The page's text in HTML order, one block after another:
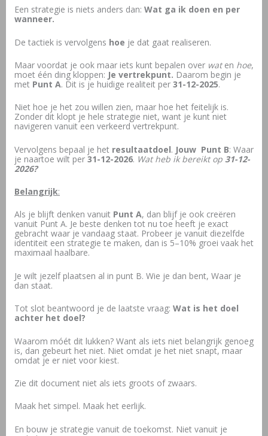
Een strategie is niets anders dan: Wat ga ik doen en per
wanneer.
De tactiek is vervolgens hoe je dat gaat realiseren.
Maar voordat je ook maar iets kunt bepalen over waten hoe,
moet één ding kloppen: Je vertrekpunt. Daarom begin je
met Punt A. Dit is je huidige realiteit per 31-12-2025.
Niet hoe je het zou willen zien, maar hoe het feitelijk is.
Zonder dit klopt je hele strategie niet, want je kunt niet
navigeren vanuit een verkeerd vertrekpunt.
Vervolgens bepaal je het resultaatdoel. Jouw Punt B: Waar
je naartoe wilt per 31-12-2026. Wat heb ik bereikt op 31-12-
2026?
Belangrijk:
Als je blijft denken vanuit Punt A, dan blijf je ook creëren
vanuit Punt A. Je beste denken tot nu toe heeft je exact
gebracht waar je vandaag staat. Probeer je vanuit diezelfde
identiteit een strategie te maken, dan is 5–10% groei vaak het
maximaal haalbare.
Je wilt jezelf plaatsen al in punt B. Wie je dan bent, Waar je
dan staat.
Tot slot beantwoord je de laatste vraag: Wat is het doel
achter het doel?
Waarom móét dit lukken? Want als iets niet belangrijk genoeg
is, dan gebeurt het niet. Niet omdat je het niet snapt, maar
omdat je er niet voor kiest.
Zie dit document niet als iets groots of zwaars.
Maak het simpel. Maak het eerlijk.
En bouw je strategie vanuit de toekomst. Niet vanuit je